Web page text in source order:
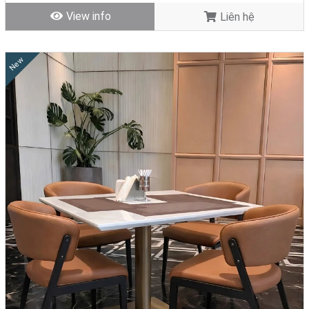
nhân tạo. Do gỗ tự nhiên ngày càng cạn kiệt và thường có giá thành
gia công chuyên nghiệp, có nhiều ưu điểm như chống thấm nước,
chi phí thấp.
View info Liên hệ
New